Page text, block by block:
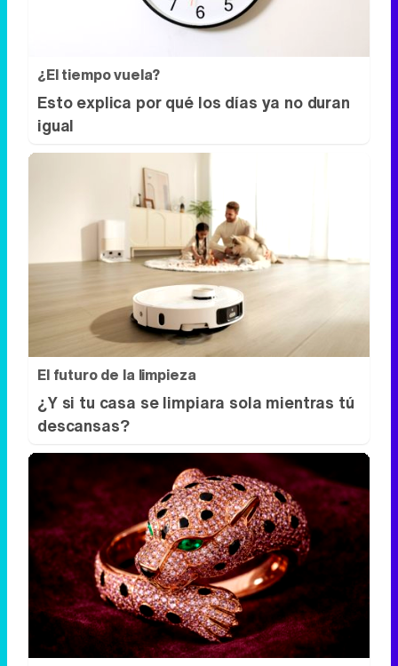
El futuro de la limpieza
¿Y si tu casa se limpiara sola mientras tú
descansas?
Lujo con carácter
Una joya para mujeres que no piden
permiso